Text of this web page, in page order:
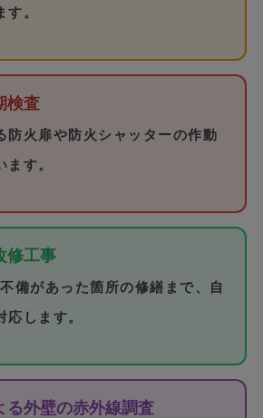
。
検査
防火扉や防火シャッターの作動
す。
修工事
不備があった箇所の修繕まで、自
します。
外壁の赤外線調査